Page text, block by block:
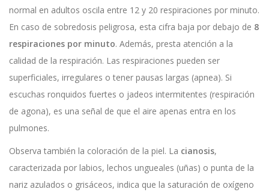
normal en adultos oscila entre 12 y 20 respiraciones por minuto.
En caso de sobredosis peligrosa, esta cifra baja por debajo de 8
respiraciones por minuto. Además, presta atención a la
calidad de la respiración. Las respiraciones pueden ser
superficiales, irregulares o tener pausas largas (apnea). Si
escuchas ronquidos fuertes o jadeos intermitentes (respiración
de agona), es una señal de que el aire apenas entra en los
pulmones.
Observa también la coloración de la piel. La cianosis,
caracterizada por labios, lechos ungueales (uñas) o punta de la
nariz azulados o grisáceos, indica que la saturación de oxígeno